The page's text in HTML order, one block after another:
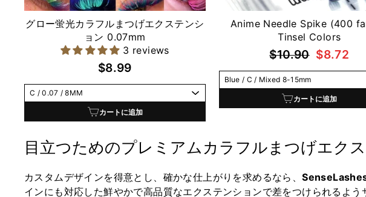
グロー蛍光カラフルまつげエクステンシ
ョン 0.07mm
3 reviews
$8.99
カートに追加
Anime Needle Spike (400
Tinsel Colors
通
常
価
$10.90 セ
ー
ル
価
$8.72
カートに追加
目立つためのプレミアムカラフルまつげエク
カスタムデザインを得意とし、確かな仕上がりを求めるなら、
インにも対応した鮮やかで高品質なエクステンションで差をつけられるよ